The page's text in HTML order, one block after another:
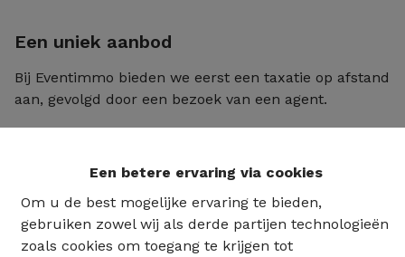
Een betere ervaring via cookies
Om u de best mogelijke ervaring te bieden,
gebruiken zowel wij als derde partijen technologieën
zoals cookies om toegang te krijgen tot
Een uniek aanbod
Bij Eventimmo bieden we eerst een taxatie op afstand
aan, gevolgd door een bezoek van een agent.
Begeleiding
Dit is de snelste manier om informatie te krijgen
over de algemene waarde van uw eigendom.